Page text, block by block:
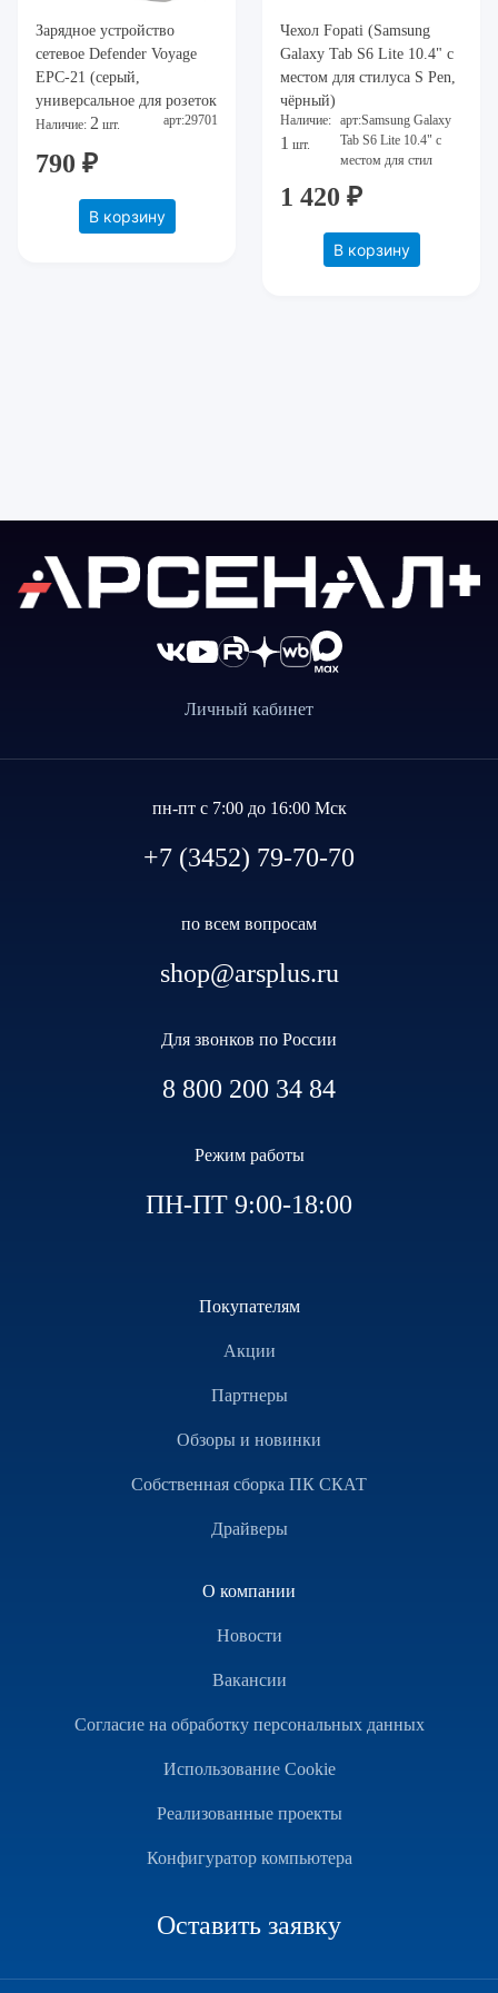
Зарядное устройство
сетевое Defender Voyage
EPC-21 (серый,
универсальное для розеток
различных типов более
Европа/Великобритани
Наличие: 2 шт. арт:29701
790 ₽
В корзину
Чехол Fopati (Samsung
Galaxy Tab S6 Lite 10.4" с
местом для стилуса S Pen,
чёрный)
Наличие:
1 шт.
арт:Samsung Galaxy
Tab S6 Lite 10.4" с
местом для стил
1 420 ₽
В корзину
Личный кабинет
пн-пт с 7:00 до 16:00 Мск
+7 (3452) 79-70-70
по всем вопросам
shop@arsplus.ru
Для звонков по России
8 800 200 34 84
Режим работы
ПН-ПТ 9:00-18:00
Покупателям
Акции
Партнеры
Обзоры и новинки
Собственная сборка ПК СКАТ
Драйверы
О компании
Новости
Вакансии
Согласие на обработку персональных данных
Использование Cookie
Реализованные проекты
Конфигуратор компьютера
Оставить заявку